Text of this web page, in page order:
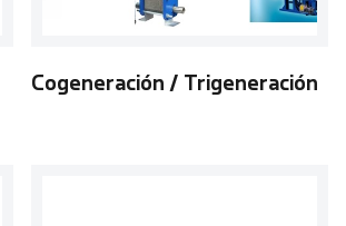
Cogeneración / Trigeneración